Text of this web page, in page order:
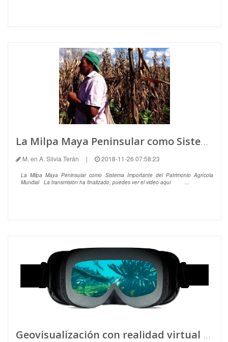
La Milpa Maya Peninsular como Sistema Importante del Patrimonio Agrícola Mundial
M. en A. Silvia Terán | 2018-11-26 07:58:23
La Milpa Maya Peninsular como Sistema Importante del Patrimonio Agrícola
Mundial La transmisión ha finalizado, puedes ver el video aquí ...
Geovisualización con realidad virtual en ambientes inmersivos